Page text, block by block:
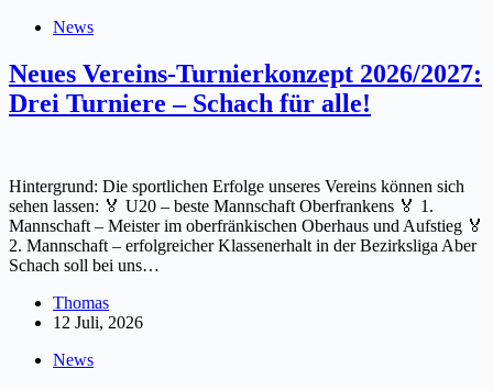
News
Neues Vereins-Turnierkonzept 2026/2027:
Drei Turniere – Schach für alle!
Hintergrund: Die sportlichen Erfolge unseres Vereins können sich
sehen lassen: 🏅 U20 – beste Mannschaft Oberfrankens 🏅 1.
Mannschaft – Meister im oberfränkischen Oberhaus und Aufstieg 🏅
2. Mannschaft – erfolgreicher Klassenerhalt in der Bezirksliga Aber
Schach soll bei uns…
Thomas
12 Juli, 2026
News